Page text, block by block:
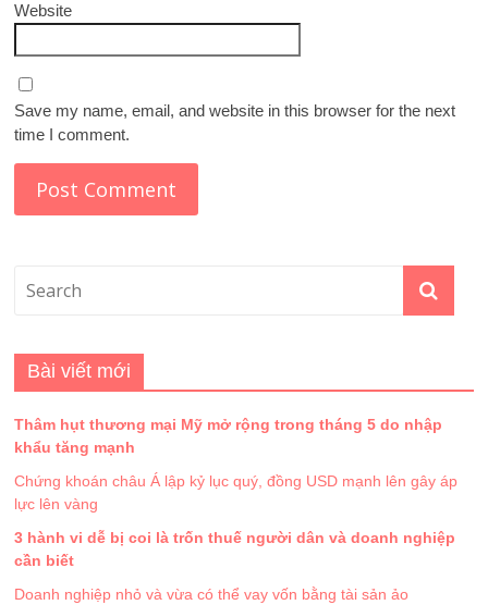
Website
Save my name, email, and website in this browser for the next
time I comment.
Bài viết mới
Thâm hụt thương mại Mỹ mở rộng trong tháng 5 do nhập
khẩu tăng mạnh
Chứng khoán châu Á lập kỷ lục quý, đồng USD mạnh lên gây áp
lực lên vàng
3 hành vi dễ bị coi là trốn thuế người dân và doanh nghiệp
cần biết
Doanh nghiệp nhỏ và vừa có thể vay vốn bằng tài sản ảo